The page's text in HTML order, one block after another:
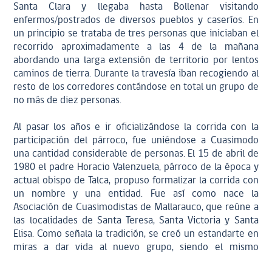
Santa Clara y llegaba hasta Bollenar visitando
enfermos/postrados de diversos pueblos y caseríos. En
un principio se trataba de tres personas que iniciaban el
recorrido aproximadamente a las 4 de la mañana
abordando una larga extensión de territorio por lentos
caminos de tierra. Durante la travesía iban recogiendo al
resto de los corredores contándose en total un grupo de
no más de diez personas.
Al pasar los años e ir oficializándose la corrida con la
participación del párroco, fue uniéndose a Cuasimodo
una cantidad considerable de personas. El 15 de abril de
1980 el padre Horacio Valenzuela, párroco de la época y
actual obispo de Talca, propuso formalizar la corrida con
un nombre y una entidad. Fue así como nace la
Asociación de Cuasimodistas de Mallarauco, que reúne a
las localidades de Santa Teresa, Santa Victoria y Santa
Elisa. Como señala la tradición, se creó un estandarte en
miras a dar vida al nuevo grupo, siendo el mismo